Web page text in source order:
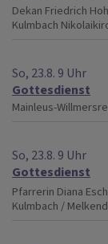
Dekan Friedrich
Kulmbach
So, 23.8. 9 Uhr
Gottesdienst
Mainleus-
So, 23.8. 9 Uhr
Gottesdienst
Pfarrerin Diana
Kulmbach /